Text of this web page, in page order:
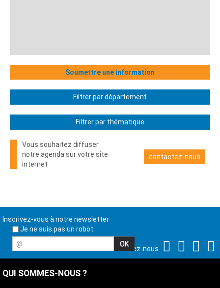
Soumettre une information
Filtrer par département
Filtrer par thématique
Vous souhaitez diffuser
notre agenda sur votre site
internet
contactez-nous
Inscrivez-vous à notre newsletter
Je ne suis pas un robot
@
Suivez-nous
QUI SOMMES-NOUS ?